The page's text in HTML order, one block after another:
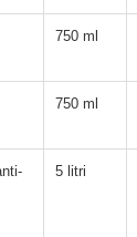
750 ml
750 ml
5 litri